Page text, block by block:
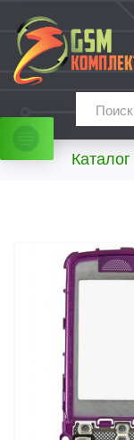
Каталог